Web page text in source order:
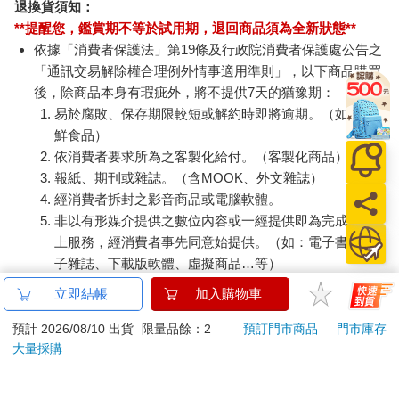
退換貨須知：
**提醒您，鑑賞期不等於試用期，退回商品須為全新狀態**
依據「消費者保護法」第19條及行政院消費者保護處公告之
「通訊交易解除權合理例外情事適用準則」，以下商品購買
後，除商品本身有瑕疵外，將不提供7天的猶豫期：
易於腐敗、保存期限較短或解約時即將逾期。（如：生
鮮食品）
依消費者要求所為之客製化給付。（客製化商品）
報紙、期刊或雜誌。（含MOOK、外文雜誌）
經消費者拆封之影音商品或電腦軟體。
非以有形媒介提供之數位內容或一經提供即為完成之線
上服務，經消費者事先同意始提供。（如：電子書、電
子雜誌、下載版軟體、虛擬商品…等）
已拆封之個人衛生用品。（如：內衣褲、刮鬍刀、除毛
若非上列種類商品，均享有到貨7天的猶豫期（含例假
日）。
立即結帳 加入購物車
預計 2026/08/10 出貨 限量品餘：2 預訂門市商品
門市庫存
大量採購